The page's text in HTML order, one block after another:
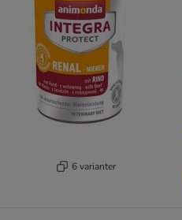
6 varianter